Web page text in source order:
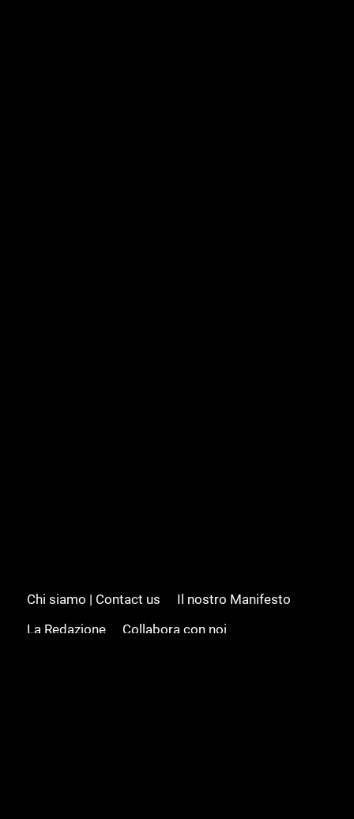
Chi siamo | Contact us
Il nostro Manifesto
La Redazione
Collabora con noi